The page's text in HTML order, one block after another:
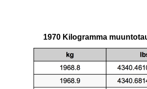
1970 Kilogramma